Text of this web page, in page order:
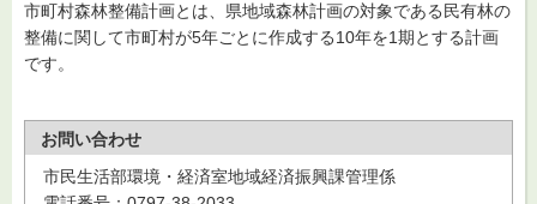
市町村森林整備計画とは、県地域森林計画の対象である民有林の
整備に関して市町村が5年ごとに作成する10年を1期とする計画
です。
お問い合わせ
市民生活部環境・経済室地域経済振興課管理係